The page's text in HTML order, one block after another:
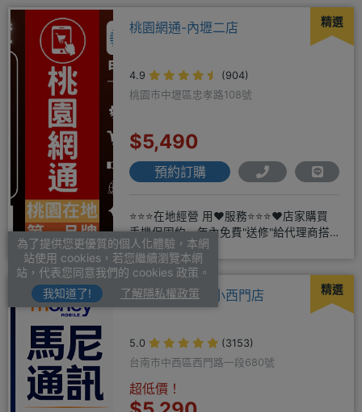
精選
桃園網通-內壢二店
4.9
(904)
桃園市中壢區忠孝路108號
$5,490
預約訂購
⭐⭐⭐在地經營 用❤️服務⭐⭐⭐❤️店家購買
手機保固約一年內免費"送修"給代理商搭
配門號再享高額折扣，
精選
馬尼行動通訊-小西門店
5.0
(3153)
台南市中西區西門路一段680號
超低價！
為了提供您更優質的個人化體驗，本網
站使用 cookies，若您繼續瀏覽本網
站，代表您同意我們的 cookies 政策。
我知道了!
了解隱私權政策